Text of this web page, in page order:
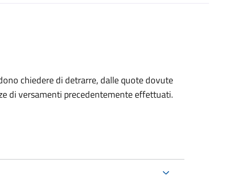
chiedere di detrarre, dalle quote dovute
di versamenti precedentemente effettuati.